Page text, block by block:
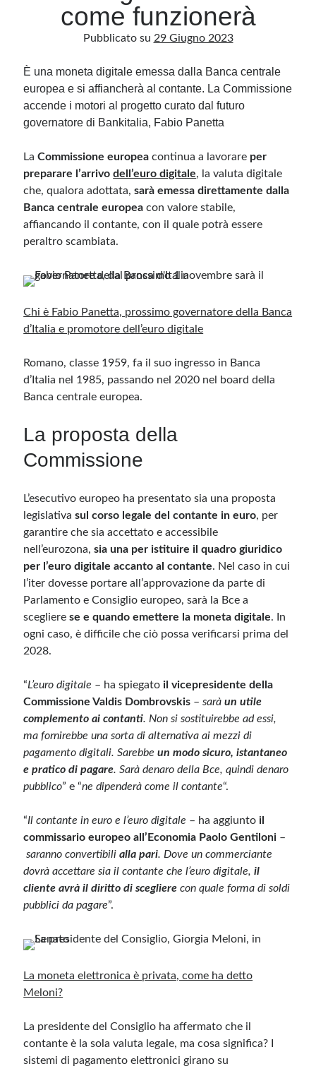
Archivi
Categorie
Questo blog non rappresenta una testata giornalistica, in quanto viene aggiornato
senza alcuna periodicità. Non può pertanto considerarsi un prodotto editoriale ai
sensi della legge n· 62 del 7.03.2001. L’autore non è responsabile di quanto
pubblicato dai lettori nei commenti ai vari post. Saranno comunque cancellati quelli
ritenuti offensivi o lesivi dell’immagine o dell’onorabilità di terzi, di genere spam,
razzisti o che contengano dati personali non conformi al rispetto delle norme sulla
diritti d’autore, vi invito a comunicarlo via e-mail a info[at]dinovalle.it e saranno
immediatamente rimosse. L’autore del blog non è responsabile dei siti collegati
Accedi
Feed dei contenuti
WordPress.org
come funzionerà
Pubblicato su 29 Giugno 2023
È una moneta digitale emessa dalla Banca centrale
europea e si affiancherà al contante. La Commissione
accende i motori al progetto curato dal futuro
governatore di Bankitalia, Fabio Panetta
La Commissione europea continua a lavorare per
preparare l’arrivo dell’euro digitale, la valuta digitale
che, qualora adottata, sarà emessa direttamente dalla
Banca centrale europea con valore stabile,
affiancando il contante, con il quale potrà essere
peraltro scambiata.
Chi è Fabio Panetta, prossimo governatore della Banca
d’Italia e promotore dell’euro digitale
Romano, classe 1959, fa il suo ingresso in Banca
d’Italia nel 1985, passando nel 2020 nel board della
Banca centrale europea.
La proposta della
Commissione
L’esecutivo europeo ha presentato sia una proposta
legislativa sul corso legale del contante in euro, per
garantire che sia accettato e accessibile
nell’eurozona, sia una per istituire il quadro giuridico
per l’euro digitale accanto al contante. Nel caso in cui
l’iter dovesse portare all’approvazione da parte di
Parlamento e Consiglio europeo, sarà la Bce a
scegliere se e quando emettere la moneta digitale. In
ogni caso, è difficile che ciò possa verificarsi prima del
2028.
“L’euro digitale – ha spiegato il vicepresidente della
Commissione Valdis Dombrovskis – sarà un utile
complemento ai contanti. Non si sostituirebbe ad essi,
ma fornirebbe una sorta di alternativa ai mezzi di
pagamento digitali. Sarebbe un modo sicuro, istantaneo
e pratico di pagare. Sarà denaro della Bce, quindi denaro
pubblico” e “ne dipenderà come il contante“.
“Il contante in euro e l’euro digitale – ha aggiunto il
commissario europeo all’Economia Paolo Gentiloni –
saranno convertibili alla pari. Dove un commerciante
dovrà accettare sia il contante che l’euro digitale, il
cliente avrà il diritto di scegliere con quale forma di soldi
pubblici da pagare”.
La moneta elettronica è privata, come ha detto
Meloni?
La presidente del Consiglio ha affermato che il
contante è la sola valuta legale, ma cosa significa? I
sistemi di pagamento elettronici girano su